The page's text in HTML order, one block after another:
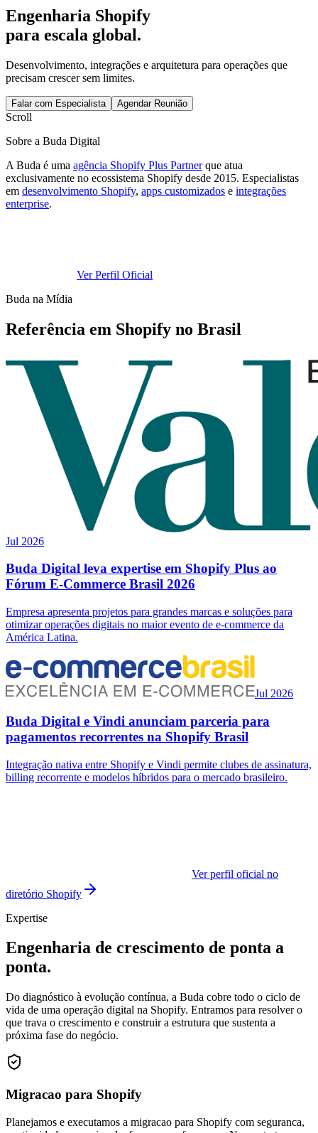
Engenharia Shopify
para escala global.
Desenvolvimento, integrações e arquitetura para operações que
precisam crescer sem limites.
Falar com Especialista Agendar Reunião
Scroll
Sobre a Buda Digital
A Buda é uma agência Shopify Plus Partnerque atua
exclusivamente no ecossistema Shopify desde 2015. Especialistas
em desenvolvimento Shopify, apps customizados e integrações
enterprise.
Ver Perfil Oficial
Buda na Mídia
Referência em Shopify no Brasil
Jul 2026
Buda Digital leva expertise em Shopify Plus ao
Fórum E-Commerce Brasil 2026
Empresa apresenta projetos para grandes marcas e soluções para
otimizar operações digitais no maior evento de e-commerce da
América Latina.
Jul 2026
Buda Digital e Vindi anunciam parceria para
pagamentos recorrentes na Shopify Brasil
Integração nativa entre Shopify e Vindi permite clubes de assinatura,
billing recorrente e modelos híbridos para o mercado brasileiro.
Ver perfil oficial no
diretório Shopify
Expertise
Engenharia de crescimento de ponta a
ponta.
Do diagnóstico à evolução contínua, a Buda cobre todo o ciclo de
vida de uma operação digital na Shopify. Entramos para resolver o
que trava o crescimento e construir a estrutura que sustenta a
próxima fase do negócio.
Migracao para Shopify
Planejamos e executamos a migracao para Shopify com seguranca,